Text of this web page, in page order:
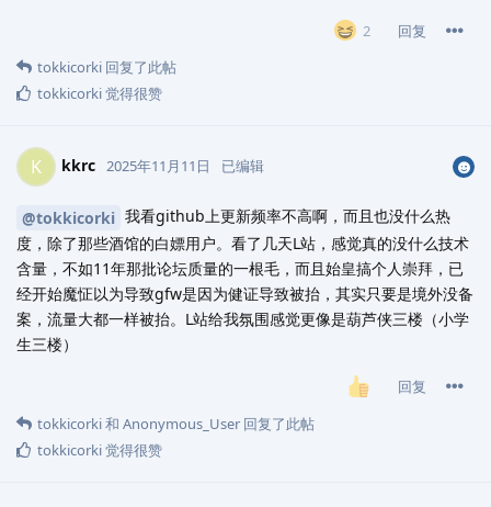
2
回复
tokkicorki 回复了此帖
tokkicorki觉得很赞
K kkrc 2025年11月11日 已编辑
@tokkicorki 我看github上更新频率不高啊，而且也没什么热
度，除了那些酒馆的白嫖用户。看了几天L站，感觉真的没什么技术
含量，不如11年那批论坛质量的一根毛，而且始皇搞个人崇拜，已
经开始魔怔以为导致gfw是因为健证导致被抬，其实只要是境外没备
案，流量大都一样被抬。L站给我氛围感觉更像是葫芦侠三楼（小学
生三楼）
回复
tokkicorki和 Anonymous_User 回复了此帖
tokkicorki觉得很赞